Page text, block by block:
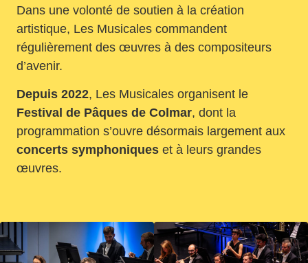
Dans une volonté de soutien à la création
artistique, Les Musicales commandent
régulièrement des œuvres à des compositeurs
d’avenir.
Depuis 2022, Les Musicales organisent le
Festival de Pâques de Colmar, dont la
programmation s’ouvre désormais largement aux
concerts symphoniques et à leurs grandes
œuvres.